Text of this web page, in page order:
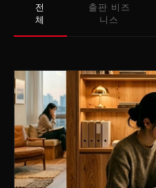
전
체
출판 비즈
니스